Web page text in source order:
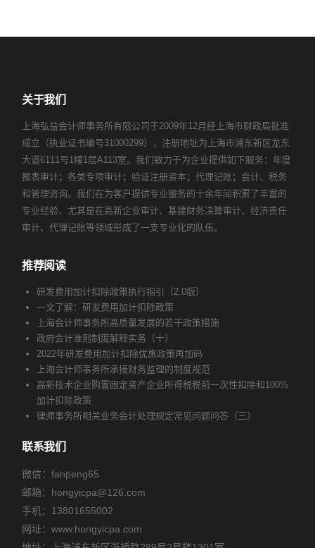
关于我们
上海弘益会计师事务所有限公司于2009年12月经上海市财政局批准
成立（执业证书编号31000299），注册地址为上海市浦东新区龙东
大道6111号1幢1层A113室。我们致力于为企业提供如下服务：年度
报表审计；各类专项审计；验证注册资本；代理记账；会计、税务
和管理咨询。我们在为客户提供专业服务的十余年间积累了丰富的
专业经验，尤其是在高新企业审计、基建财务决算审计、经济责任
审计、代理记账等领域形成了一支专业化的队伍。
推荐阅读
研发费用加计扣除政策执行指引（2.0版）
一文了解：研发费用加计扣除政策
上海会计师事务所高质量发展的若干政策措施
政府会计准则制度解释实务（十）
2022年研发费用加计扣除优惠政策再加码
上海会计师事务所承接财务监理的制度规范
高新技术企业购置固定资产企业所得税税前一次性扣除和100%
加计扣除政策
律师事务所相关业务会计处理规定常见问题问答（三）
联系我们
微信：fanpeng65
邮箱： hongyicpa@126.com
手机： 13801655002
网址：www.hongyicpa.com